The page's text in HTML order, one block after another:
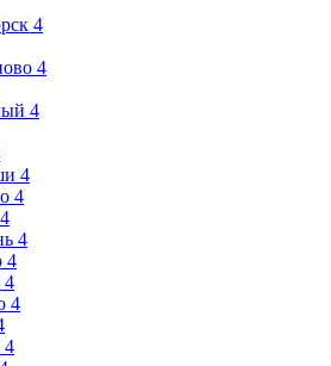
4
4
4
4
4
4
4
4
4
4
4